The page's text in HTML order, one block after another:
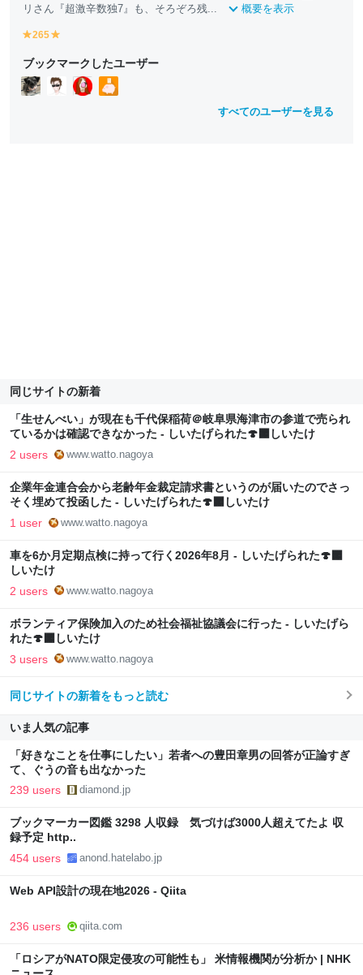
リさん『超激辛数独7』も、そろぞろ残...
概要を表示
y
ll
o
w
265
ll
o
w
ブックマークしたユーザー
すべてのユーザーを見る
同じサイトの新着
「生せんべい」が現在も千代保稲荷＠岐阜県海津市の参道で売られ
ているかは確認できなかった - しいたげられた🍄‍🟫しいたけ
2 users www.watto.nagoya
企業年金連合会から老齢年金裁定請求書というのが届いたのでさっ
そく埋めて投函した - しいたげられた🍄‍🟫しいたけ
1 user www.watto.nagoya
車を6か月定期点検に持って行く2026年8月 - しいたげられた🍄‍🟫
しいたけ
2 users www.watto.nagoya
ボランティア保険加入のため社会福祉協議会に行った - しいたげら
れた🍄‍🟫しいたけ
3 users www.watto.nagoya
同じサイトの新着をもっと読む
いま人気の記事
「好きなことを仕事にしたい」若者への豊田章男の回答が正論すぎ
て、ぐうの音も出なかった
239 users diamond.jp
ブックマーカー図鑑 3298 人収録 気づけば3000人超えてたよ 収
録予定 http..
454 users anond.hatelabo.jp
Web API設計の現在地2026 - Qiita
236 users qiita.com
「ロシアがNATO限定侵攻の可能性も」 米情報機関が分析か | NHK